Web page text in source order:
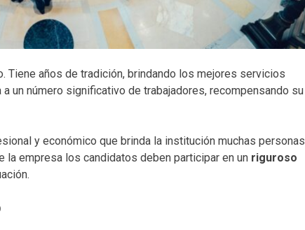
Tiene años de tradición, brindando los mejores servicios
un número significativo de trabajadores, recompensando su
y económico que brinda la institución muchas personas
la empresa los candidatos deben participar en un riguroso